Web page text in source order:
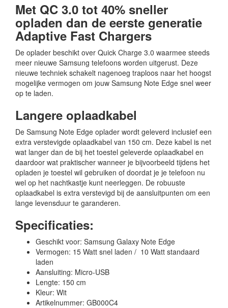
Met QC 3.0 tot 40% sneller
opladen dan de eerste generatie
Adaptive Fast Chargers
De oplader beschikt over Quick Charge 3.0 waarmee steeds
meer nieuwe Samsung telefoons worden uitgerust. Deze
nieuwe techniek schakelt nagenoeg traploos naar het hoogst
mogelijke vermogen om jouw Samsung Note Edge snel weer
op te laden.
Langere oplaadkabel
De Samsung Note Edge oplader wordt geleverd inclusief een
extra verstevigde oplaadkabel van 150 cm. Deze kabel is net
wat langer dan de bij het toestel geleverde oplaadkabel en
daardoor wat praktischer wanneer je bijvoorbeeld tijdens het
opladen je toestel wil gebruiken of doordat je je telefoon nu
wel op het nachtkastje kunt neerleggen. De robuuste
oplaadkabel is extra verstevigd bij de aansluitpunten om een
lange levensduur te garanderen.
Specificaties:
Geschikt voor: Samsung Galaxy Note Edge
Vermogen: 15 Watt snel laden / 10 Watt standaard
laden
Aansluiting: Micro-USB
Lengte: 150 cm
Kleur: Wit
Artikelnummer: GB000C4